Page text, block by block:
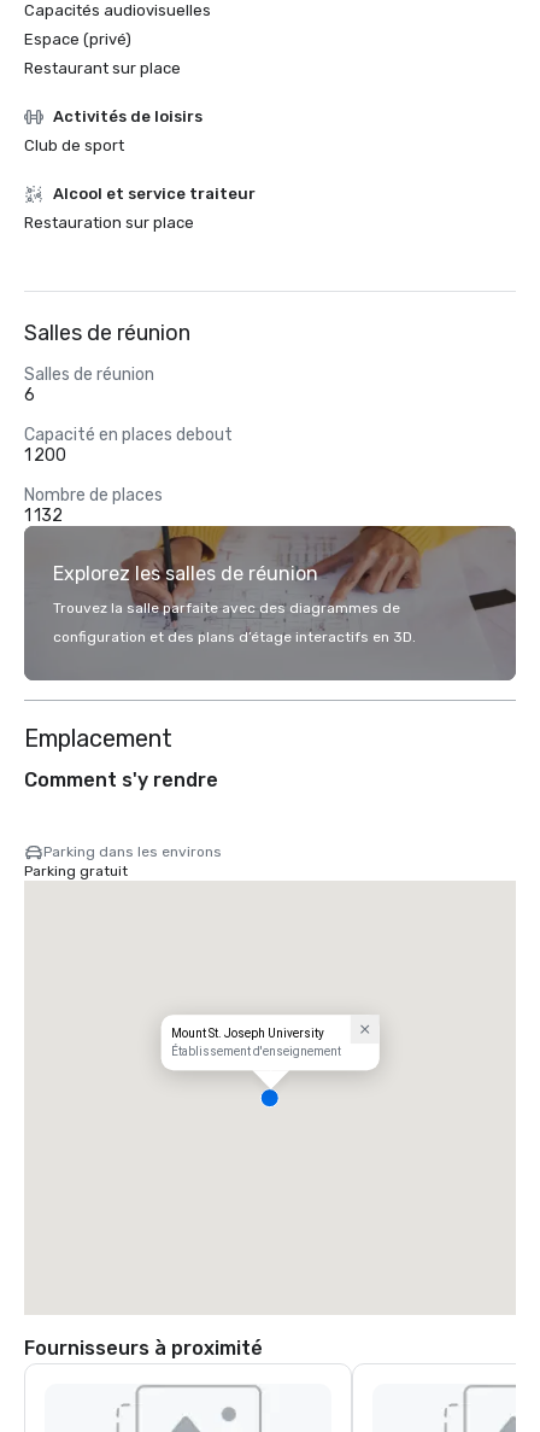
Capacités audiovisuelles
Espace (privé)
Restaurant sur place
Activités de loisirs
Club de sport
Alcool et service traiteur
Restauration sur place
Salles de réunion
Salles de réunion
6
Capacité en places debout
1 200
Nombre de places
1 132
Explorez les salles de réunion
Trouvez la salle parfaite avec des diagrammes de
configuration et des plans d’étage interactifs en 3D.
Emplacement
Comment s'y rendre
Parking dans les environs
Parking gratuit
Mount St. Joseph University
Établissement d'enseignement
Fournisseurs à proximité